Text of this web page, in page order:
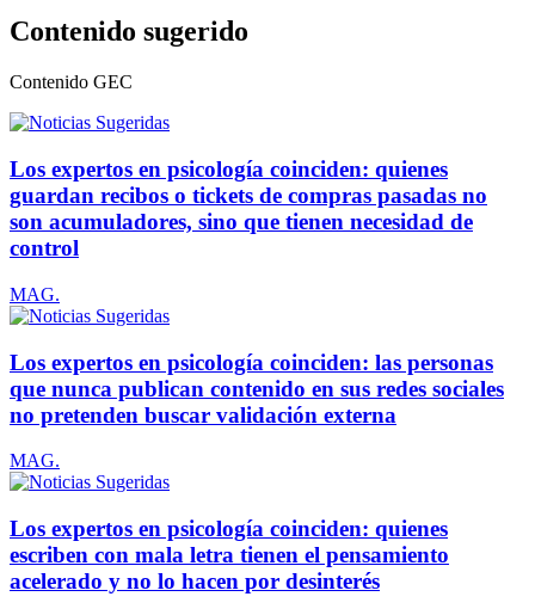
Contenido sugerido
Contenido GEC
Los expertos en psicología coinciden: quienes
guardan recibos o tickets de compras pasadas no
son acumuladores, sino que tienen necesidad de
control
MAG.
Los expertos en psicología coinciden: las personas
que nunca publican contenido en sus redes sociales
no pretenden buscar validación externa
MAG.
Los expertos en psicología coinciden: quienes
escriben con mala letra tienen el pensamiento
acelerado y no lo hacen por desinterés